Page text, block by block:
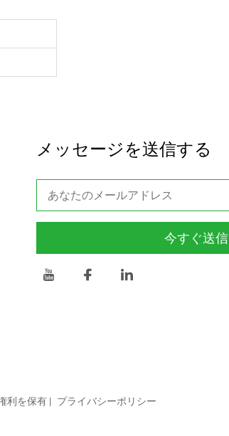
メッセージを送信する
今すぐ送信
利を保有 | プライバシーポリシー